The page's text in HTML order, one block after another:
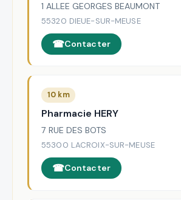
1 ALLEE GEORGES BEAUMONT
55320 DIEUE-SUR-MEUSE
Contacter
10 km
Pharmacie HERY
7 RUE DES BOTS
55300 LACROIX-SUR-MEUSE
Contacter